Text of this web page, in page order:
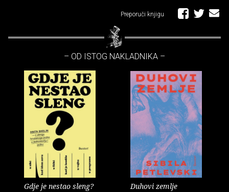
Preporuči knjigu
– OD ISTOG NAKLADNIKA –
Gdje je nestao sleng? Duhovi zemlje